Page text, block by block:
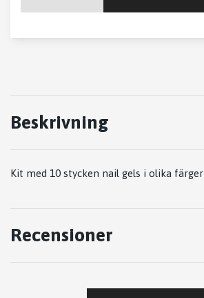
Beskrivning
Kit med 10 stycken nail gels i olika färger
Recensioner